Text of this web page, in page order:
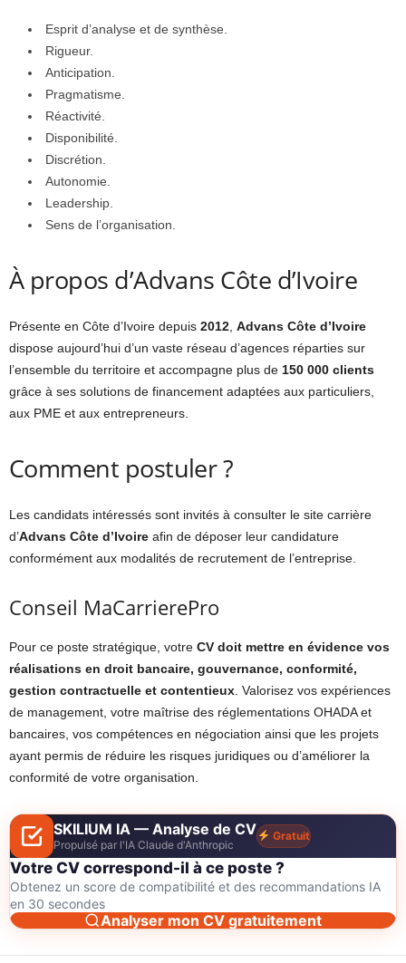
Esprit d’analyse et de synthèse.
Rigueur.
Anticipation.
Pragmatisme.
Réactivité.
Disponibilité.
Discrétion.
Autonomie.
Leadership.
Sens de l’organisation.
À propos d’Advans Côte d’Ivoire
Présente en Côte d’Ivoire depuis 2012 Advans Côte d’Ivoire
dispose aujourd’hui d’un vaste réseau d’agences réparties sur
l’ensemble du territoire et accompagne plus de 150 000 clients
grâce à ses solutions de financement adaptées aux particuliers,
aux PME et aux entrepreneurs.
Comment postuler ?
Les candidats intéressés sont invités à consulter le site carrière
d’Advans Côte d’Ivoire afin de déposer leur candidature
conformément aux modalités de recrutement de l’entreprise.
Conseil MaCarrierePro
Pour ce poste stratégique, votre CV doit mettre en évidence vos
réalisations en droit bancaire, gouvernance, conformité,
gestion contractuelle et contentieux . Valorisez vos expériences
de management, votre maîtrise des réglementations OHADA et
bancaires, vos compétences en négociation ainsi que les projets
ayant permis de réduire les risques juridiques ou d’améliorer la
conformité de votre organisation.
SKILIUM IA — Analyse de CV
Propulsé par l'IA Claude d'Anthropic
Gratuit
Votre CV correspond-il à ce poste ?
Obtenez un score de compatibilité et des recommandations IA
en 30 secondes
Analyser mon CV gratuitement